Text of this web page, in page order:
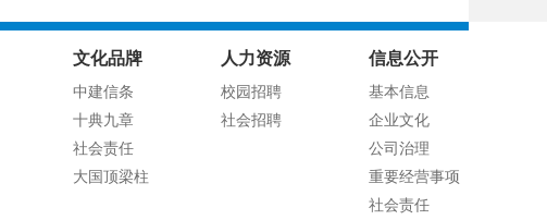
文化品牌
中建信条
十典九章
社会责任
大国顶梁柱
人力资源
校园招聘
社会招聘
信息公开
基本信息
企业文化
公司治理
重要经营事项
社会责任